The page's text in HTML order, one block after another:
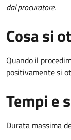
dal procuratore.
Cosa si
Quando il
positivamente si
Tempi e
Durata massima